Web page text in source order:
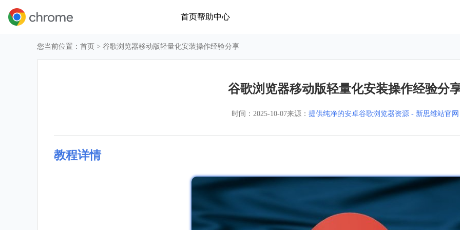
首页帮助中心
您当前位置： 首页 > 谷歌浏览器移动版轻量化安装操作经验分享
谷歌浏览器移动版轻量化安装操作经验分
时间： 2025-10-07来源： 提供纯净的安卓谷歌浏览器资源 - 新思维站官网
教程详情